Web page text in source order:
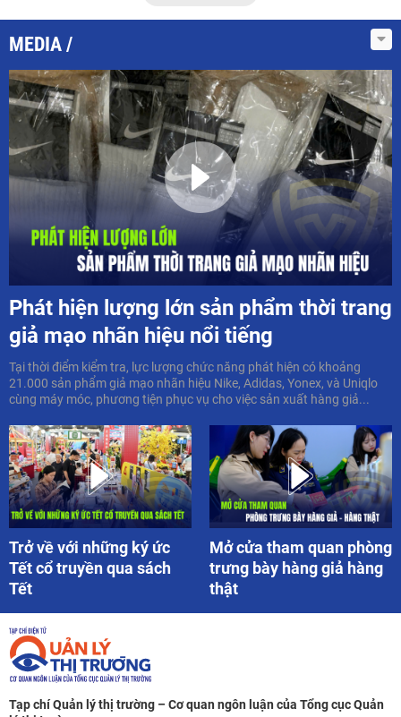
MEDIA
Phát hiện lượng lớn sản phẩm thời trang
giả mạo nhãn hiệu nổi tiếng
Tại thời điểm kiểm tra, lực lượng chức năng phát hiện có khoảng
21.000 sản phẩm giả mạo nhãn hiệu Nike, Adidas, Yonex, và Uniqlo
cùng máy móc, phương tiện phục vụ cho việc sản xuất hàng giả...
Trở về với những ký ức
Tết cổ truyền qua sách
Tết
Mở cửa tham quan phòng
trưng bày hàng giả hàng
thật
Tạp chí Quản lý thị trường – Cơ quan ngôn luận của Tổng cục Quản